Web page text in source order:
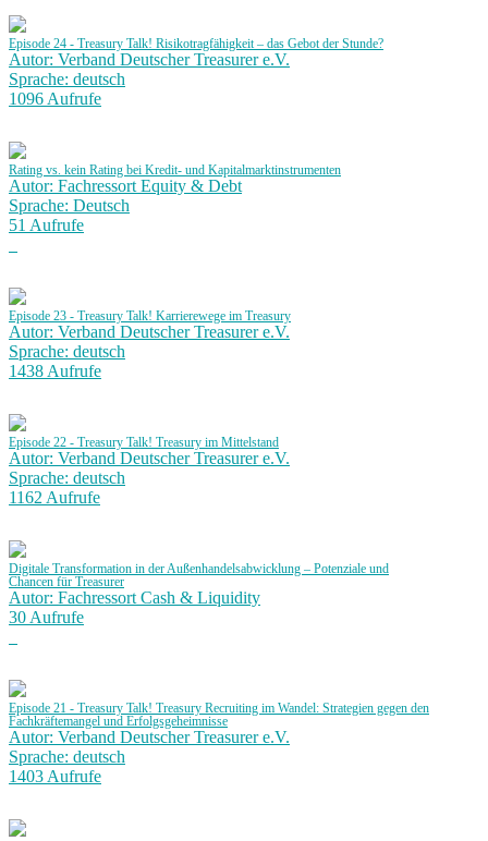
Episode 24 - Treasury Talk! Risikotragfähigkeit – das Gebot der Stunde?
Autor: Verband Deutscher Treasurer e.V.
Sprache: deutsch
1096 Aufrufe
Rating vs. kein Rating bei Kredit- und Kapitalmarktinstrumenten
Autor: Fachressort Equity & Debt
Sprache: Deutsch
51 Aufrufe
Episode 23 - Treasury Talk! Karrierewege im Treasury
Autor: Verband Deutscher Treasurer e.V.
Sprache: deutsch
1438 Aufrufe
Episode 22 - Treasury Talk! Treasury im Mittelstand
Autor: Verband Deutscher Treasurer e.V.
Sprache: deutsch
1162 Aufrufe
Digitale Transformation in der Außenhandelsabwicklung – Potenziale und
Chancen für Treasurer
Autor: Fachressort Cash & Liquidity
30 Aufrufe
Episode 21 - Treasury Talk! Treasury Recruiting im Wandel: Strategien gegen den
Fachkräftemangel und Erfolgsgeheimnisse
Autor: Verband Deutscher Treasurer e.V.
Sprache: deutsch
1403 Aufrufe